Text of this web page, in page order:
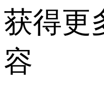
获得更
容